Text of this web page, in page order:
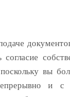
согласие
вы
и